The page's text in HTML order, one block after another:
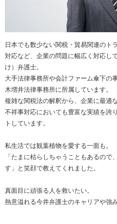
日本でも数少ない関税・貿易関連のト
対応など、企業の問題に幅広く対応し
け）弁護士。
大手法律事務所や会計ファーム傘下の
木増井法律事務所に所属しています。
複雑な関税法の解釈から、企業に最適
不祥事対応においても豊富な実績を誇
トしています。
私生活では観葉植物を愛する一面も。
「たまに枯らしちゃうこともあるので
す」と笑顔で教えてくれました。
真面目に頑張る人を救いたい。
熱意溢れる今井弁護士のキャリアや強